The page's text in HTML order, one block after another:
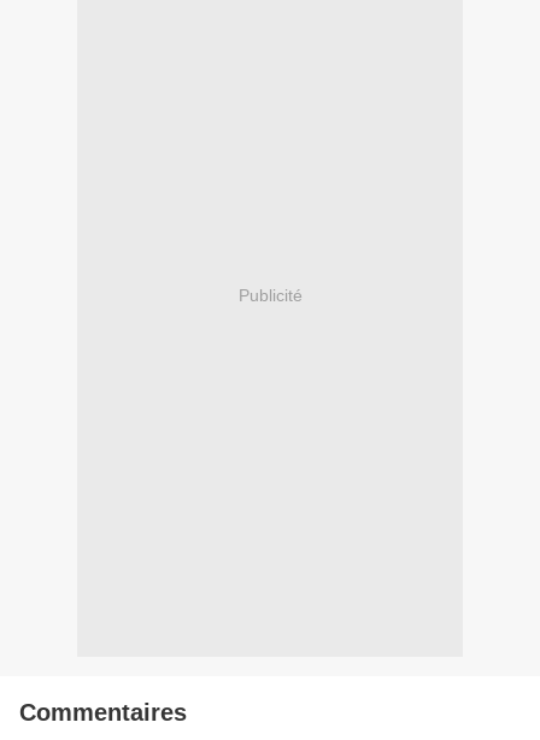
Publicité
Commentaires